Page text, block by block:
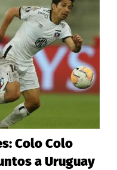
Colo Colo
a Uruguay